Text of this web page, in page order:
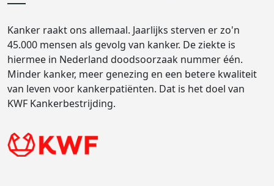
Kanker raakt ons allemaal. Jaarlijks sterven er zo'n
45.000 mensen als gevolg van kanker. De ziekte is
hiermee in Nederland doodsoorzaak nummer één.
Minder kanker, meer genezing en een betere kwaliteit
van leven voor kankerpatiënten. Dat is het doel van
KWF Kankerbestrijding.